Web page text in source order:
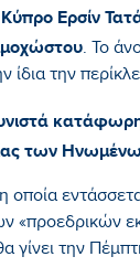
Ερσίν
. Το
ίδια την
των
οποία
«προεδρικών
γίνει την